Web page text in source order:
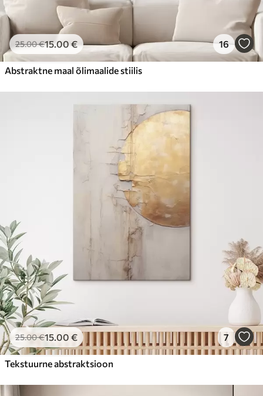
25.00€15.00€ 16
Abstraktne maal õlimaalide stiilis
25.00€15.00 € 7
Tekstuurne abstraktsioon